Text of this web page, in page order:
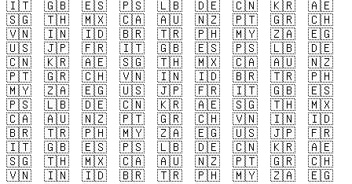
🇮🇹
🇬🇧 🇪🇸 🇵🇸 🇱🇧 🇩🇪 🇨🇳 🇰🇷
🇦🇪
🇸🇬
🇹🇭 🇲🇽 🇨🇦 🇦🇺 🇳🇿 🇵🇹 🇬🇷
🇨🇭
🇻🇳
🇮🇳 🇮🇩 🇧🇷 🇹🇷 🇵🇭 🇲🇾 🇿🇦
🇪🇬
🇺🇸
🇯🇵 🇫🇷 🇮🇹 🇬🇧 🇪🇸 🇵🇸 🇱🇧
🇩🇪
🇨🇳
🇰🇷 🇦🇪 🇸🇬 🇹🇭 🇲🇽 🇨🇦 🇦🇺
🇳🇿
🇵🇹
🇬🇷 🇨🇭 🇻🇳 🇮🇳 🇮🇩 🇧🇷 🇹🇷
🇵🇭
🇲🇾
🇿🇦 🇪🇬 🇺🇸 🇯🇵 🇫🇷 🇮🇹 🇬🇧
🇪🇸
🇵🇸
🇱🇧 🇩🇪 🇨🇳 🇰🇷 🇦🇪 🇸🇬 🇹🇭
🇲🇽
🇨🇦
🇦🇺 🇳🇿 🇵🇹 🇬🇷 🇨🇭 🇻🇳 🇮🇳
🇮🇩
🇧🇷
🇹🇷 🇵🇭 🇲🇾 🇿🇦 🇪🇬 🇺🇸 🇯🇵
🇫🇷
🇮🇹
🇬🇧 🇪🇸 🇵🇸 🇱🇧 🇩🇪 🇨🇳 🇰🇷
🇦🇪
🇸🇬
🇹🇭 🇲🇽 🇨🇦 🇦🇺 🇳🇿 🇵🇹 🇬🇷
🇨🇭
🇻🇳
🇮🇳 🇮🇩 🇧🇷 🇹🇷 🇵🇭 🇲🇾 🇿🇦 🇪🇬